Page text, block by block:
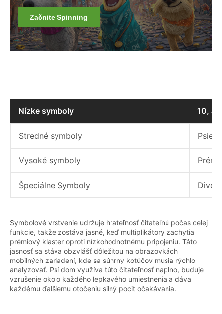
Začnite Spinning
Nízke symboly 10, J,
Stredné symboly Psie
Vysoké symboly
Špeciálne Symboly
Symbolové vrstvenie udržuje hrateľnosť čitateľnú počas celej
funkcie, takže zostáva jasné, keď multiplikátory zachytia
prémiový klaster oproti nízkohodnotnému pripojeniu. Táto
jasnosť sa stáva obzvlášť dôležitou na obrazovkách
mobilných zariadení, kde sa súhrny kotúčov musia rýchlo
analyzovať. Psí dom využíva túto čitateľnosť naplno, buduje
vzrušenie okolo každého lepkavého umiestnenia a dáva
každému ďalšiemu otočeniu silný pocit očakávania.